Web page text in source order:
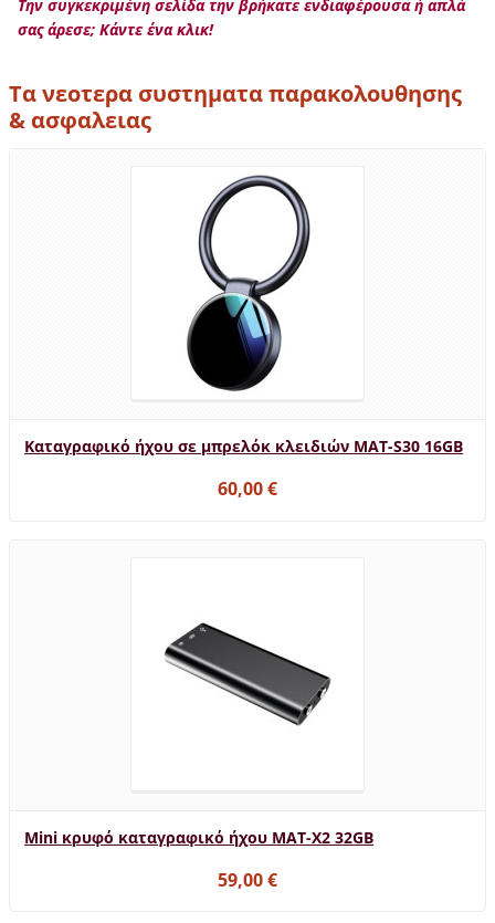
Την συγκεκριμένη σελίδα την βρήκατε ενδιαφέρουσα ή απλά
σας άρεσε; Κάντε ένα κλικ!
Τα νεοτερα συστηματα παρακολουθησης
& ασφαλειας
Καταγραφικό ήχου σε μπρελόκ κλειδιών MAT-S30 16GB
60,00 €
Mini κρυφό καταγραφικό ήχου MAT-X2 32GB
59,00 €